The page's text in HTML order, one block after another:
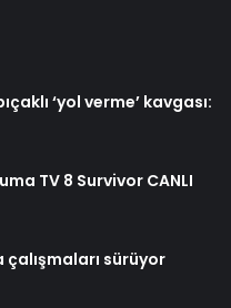
‘yol verme’ kavgası:
TV 8 Survivor CANLI
sürüyor